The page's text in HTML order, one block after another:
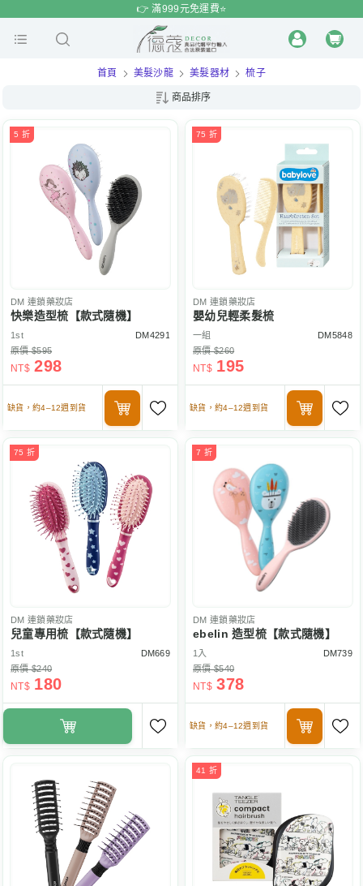
$
$
時 特賣
👉 滿999元免運費⭐️
首頁 美髮沙龍 美髮器材 梳子
商品排序
5 折
DM 連鎖藥妝店
快樂造型梳【款式隨機】
1st
DM4291
原價 $595
NT$ 298
缺貨，約4–12週到貨
75 折
DM 連鎖藥妝店
嬰幼兒輕柔髮梳
一組
DM5848
原價 $260
NT$ 195
缺貨，約4–12週到貨
75 折
DM 連鎖藥妝店
兒童專用梳【款式隨機】
1st
DM669
原價 $240
NT$ 180
7 折
DM 連鎖藥妝店
ebelin 造型梳【款式隨機】
1入
DM739
原價 $540
NT$ 378
缺貨，約4–12週到貨
41 折